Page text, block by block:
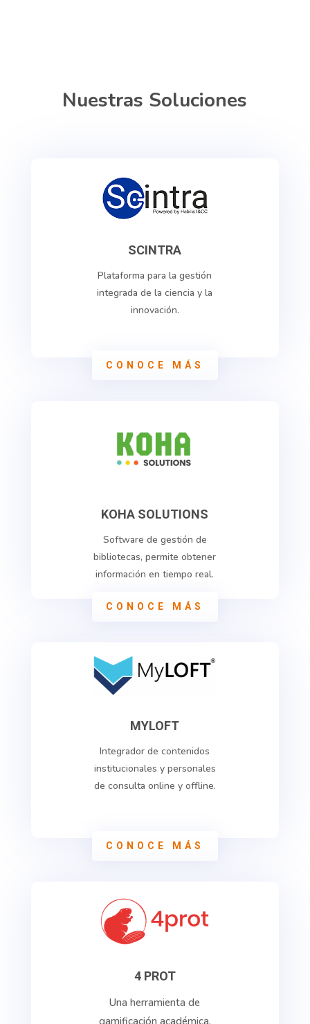
Nuestras Soluciones
SCINTRA
Plataforma para la gestión
integrada de la ciencia y la
innovación.
CONOCE MÁS
KOHA SOLUTIONS
Software de gestión de
bibliotecas, permite obtener
información en tiempo real.
CONOCE MÁS
MYLOFT
Integrador de contenidos
institucionales y personales
de consulta online y offline.
CONOCE MÁS
4 PROT
Una herramienta de